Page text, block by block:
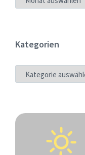
Kategorien
KATEGORIEN